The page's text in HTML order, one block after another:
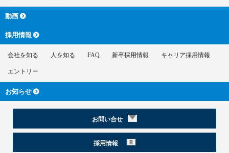
動画
採用情報
会社を知る 人を知る FAQ 新卒採用情報 キャリア採用情報
エントリー
お知らせ
お問い合せ
採用情報